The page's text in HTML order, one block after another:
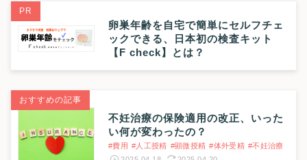
PR
卵巣年齢を自宅で簡単にセルフチェ
ックできる、日本初の検査キット
【F check】とは？
おすすめの記事
不妊治療の保険適用の改正、いった
い何が変わったの？
#費用 #人工授精 #顕微授精 #体外受精 #不妊治療